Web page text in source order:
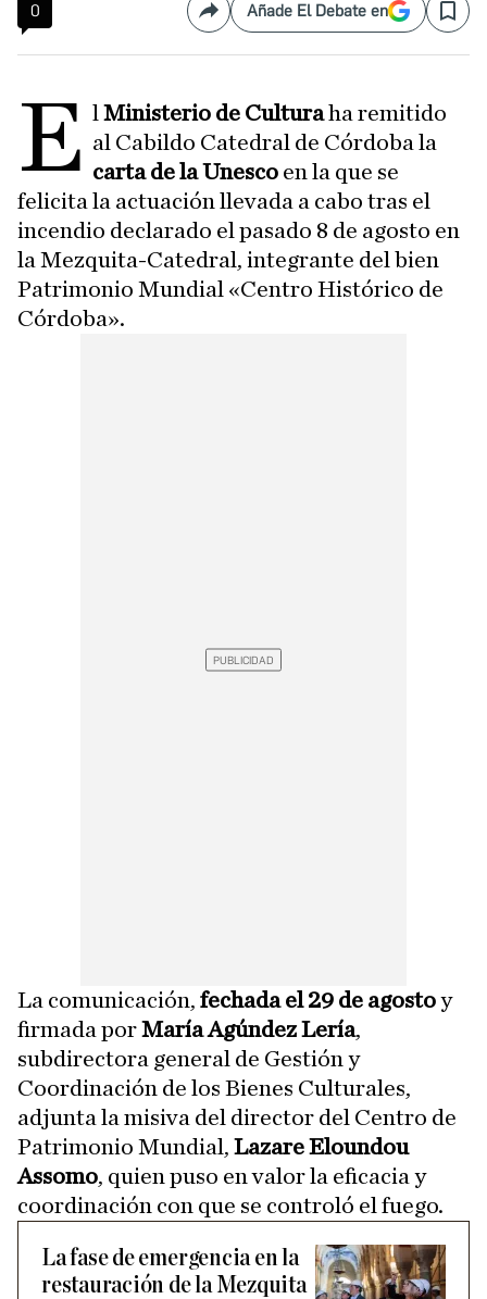
0 CompartirAñade El Debate en Save
E lMinisterio de Culturaha remitido
al Cabildo Catedral de Córdoba la
carta de la Unesco en la que se
felicita la actuación llevada a cabo tras el
incendio declarado el pasado 8 de agosto en
la Mezquita-Catedral, integrante del bien
Patrimonio Mundial «Centro Histórico de
Córdoba».
La comunicación, fechada el 29 de agostoy
firmada porMaría Agúndez Lería,
subdirectora general de Gestión y
Coordinación de los Bienes Culturales,
adjunta la misiva del director del Centro de
Patrimonio Mundial, Lazare Eloundou
Assomo, quien puso en valor la eficacia y
coordinación con que se controló el fuego.
La fase de emergencia en la
restauración de la Mezquita